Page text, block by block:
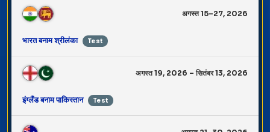
भारत बनाम श्रीलंका Test
अगस्त 15–27, 2026
इंग्लैंड बनाम पाकिस्तान Test
अगस्त 19, 2026 – सितंबर 13, 2026